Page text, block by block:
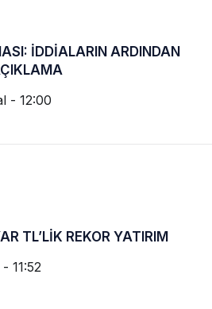
İDDİALARIN ARDINDAN
- 12:00
TL’LİK REKOR YATIRIM
11:52